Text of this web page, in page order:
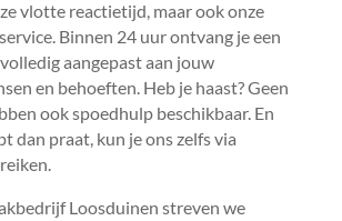
vlotte reactietijd, maar ook onze
Binnen 24 uur ontvang je een
aangepast aan jouw
en behoeften.​ Heb je haast? Geen
ook spoedhulp beschikbaar.​ En
dan praat, kun je ons zelfs via
Loosduinen streven we